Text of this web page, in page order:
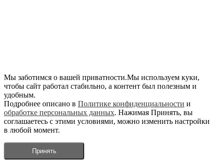
Мы заботимся о вашей приватности.Мы используем куки,
чтобы сайт работал стабильно, а контент был полезным и
удобным.
Подробнее описано в Политике конфиденциальности и
обработке персональных данных. Нажимая Принять, вы
соглашаетесь с этими условиями, можно изменить настройки
в любой момент.
Принять